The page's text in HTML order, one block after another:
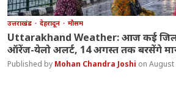
उत्तराखंड देहरादून मौसम
Uttarakhand Weather: आज कई जिलों
ऑरेंज-येलो अलर्ट, 14 अगस्त तक बरसेंगे
Mohan Chandra Joshi August